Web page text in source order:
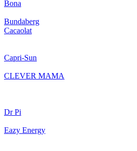
Bona
Bundaberg
Cacaolat
Capri-Sun
CLEVER MAMA
Dr Pi
Eazy Energy